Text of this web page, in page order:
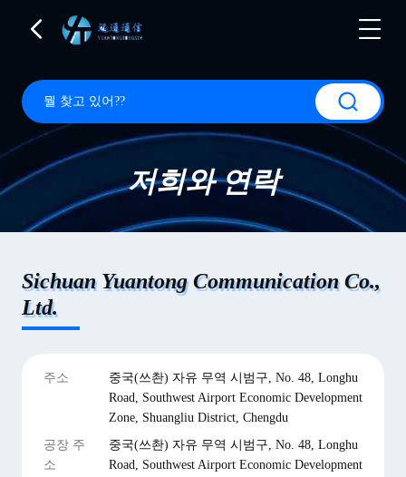
저희와 연락
Sichuan Yuantong Communication Co.,
Ltd.
주소
중국(쓰촨) 자유 무역 시범구, No. 48, Longhu
Road, Southwest Airport Economic Development
Zone, Shuangliu District, Chengdu
공장 주
소
중국(쓰촨) 자유 무역 시범구, No. 48, Longhu
Road, Southwest Airport Economic Development